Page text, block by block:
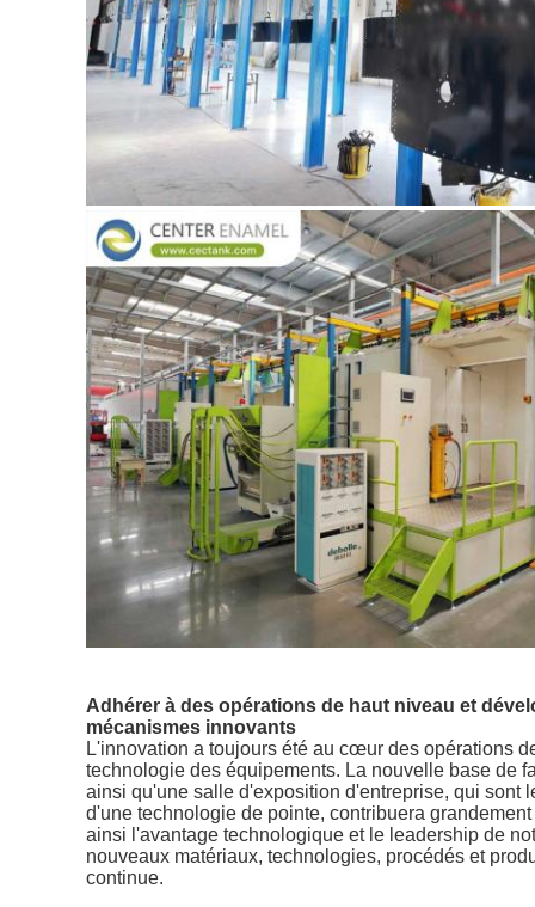
Adhérer à des opérations de haut niveau et
mécanismes innovants
L'innovation a toujours été au cœur des opérations
technologie des équipements. La nouvelle base de
ainsi qu'une salle d'exposition d'entreprise, qui sont
d'une technologie de pointe, contribuera
ainsi l'avantage technologique et le leadership de
nouveaux matériaux, technologies, procédés et
continue.